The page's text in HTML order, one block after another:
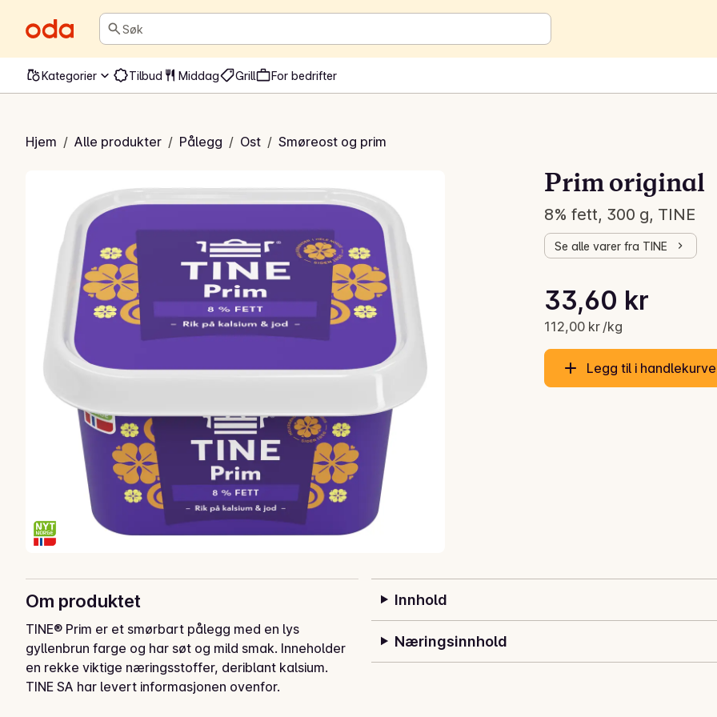
Søk
Kategorier Tilbud Middag Grill For bedrifter
Hjem / Alle produkter / Pålegg / Ost / Smøreost og prim
original
Prim original
8% fett, 300 g, TINE
Se alle varer fra TINE
Gjeldende pris er: 33,60 kr
33,60 kr
112,00 kr /kg
Stykkpris: 112,00 kr /kg
Legg til i
Om produktet
TINE® Prim er et smørbart pålegg med en lys
gyllenbrun farge og har søt og mild smak. Inneholder
en rekke viktige næringsstoffer, deriblant kalsium.
TINE SA har levert informasjonen ovenfor.
Innhold
Næringsinnhold